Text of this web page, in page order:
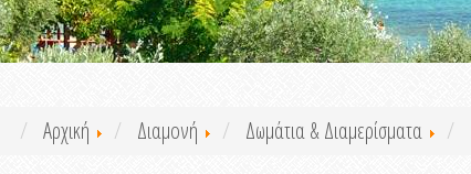
Αρχική Διαμονή Δωμάτια & Διαμερίσματα